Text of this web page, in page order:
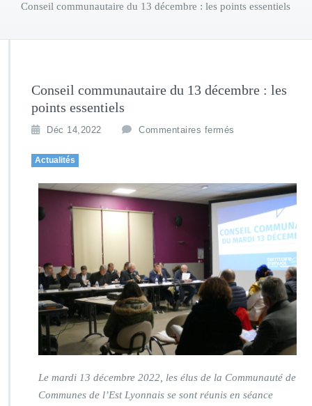
Conseil communautaire du 13 décembre : les points essentiels
Conseil communautaire du 13 décembre : les
points essentiels
Déc 14,2022 Commentaires fermés
Actualités
Le mardi 13 décembre 2022, les élus de la Communauté de
Communes de l’Est Lyonnais se sont réunis en séance